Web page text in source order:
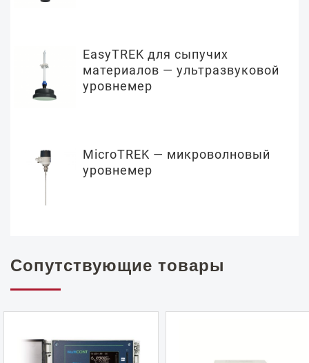
EasyTREK для сыпучих
материалов — ультразвуковой
уровнемер
MicroTREK — микроволновый
уровнемер
Сопутствующие товары